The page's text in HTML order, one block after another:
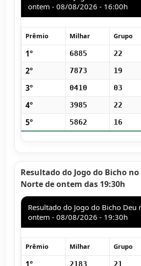
ontem - 08/08/2026 - 16:00h
Prêmio Milhar Grupo
1º 6885 22
2º
7873 19
3º
0410 03
4º
3985 22
5º
5862 16
Resultado do Jogo do Bicho
Norte de ontem das 19:30h
Resultado do Jogo do Bicho Deu
ontem - 08/08/2026 - 19:30h
Prêmio Milhar Grupo
1º 2183 21